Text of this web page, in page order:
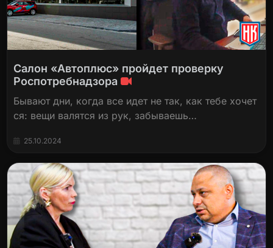
Салон «Автоплюс» пройдет проверку
Роспотребнадзора
Бывают дни, когда все идет не так, как тебе хочет
ся: вещи валятся из рук, забываешь…
25.10.2024